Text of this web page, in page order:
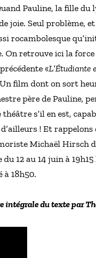
Pauline, la fille du
joie. Seul problème,
rocambolesque
On retrouve ici la
«L’Étudiante
film dont on sort
père de Pauline,
s’il en est,
! Et rappelons
Michaël Hirsch
du 12 au 14 juin à
à 18h50.
intégrale du texte par